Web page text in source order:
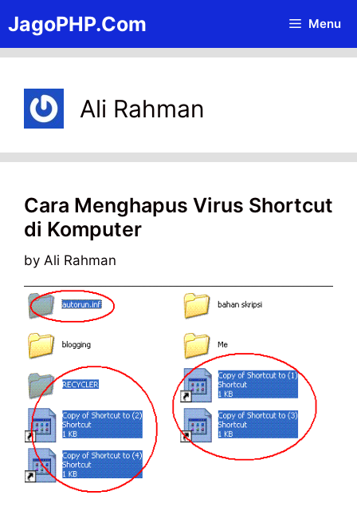
to
content
JagoPHP.Com Menu
Ali Rahman
Cara Menghapus Virus Shortcut
di Komputer
by Ali Rahman